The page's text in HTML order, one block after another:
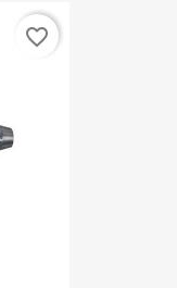
favorite_border